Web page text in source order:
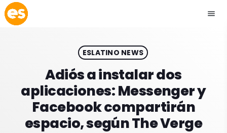
menu
EMISIÓN LA PAZ
play_arrow EMISIÓN COCHABAMBA
ESLATINO NEWS
Adiós a instalar dos
aplicaciones: Messenger y
Facebook compartirán
espacio, según The Verge